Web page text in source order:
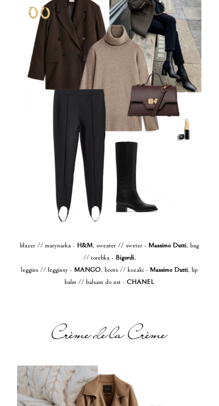
blazer // marynarka - H&M, sweater // sweter - Massimo Dutti, bag
// torebka - Bigordi,
leggins // legginsy - MANGO, boots // kozaki - Massimo Dutti, lip
balm // balsam do ust - CHANEL
Crème de la Crème